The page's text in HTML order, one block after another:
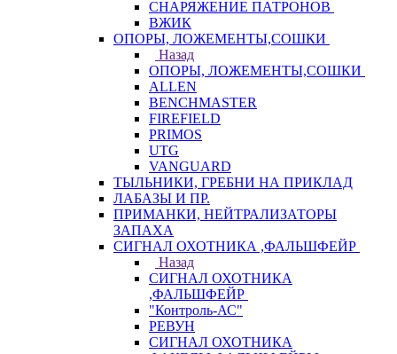
СНАРЯЖЕНИЕ ПАТРОНОВ
ВЖИК
ОПОРЫ, ЛОЖЕМЕНТЫ,СОШКИ
Назад
ОПОРЫ, ЛОЖЕМЕНТЫ,СОШКИ
ALLEN
BENCHMASTER
FIREFIELD
PRIMOS
UTG
VANGUARD
ТЫЛЬНИКИ, ГРЕБНИ НА ПРИКЛАД
ЛАБАЗЫ И ПР.
ПРИМАНКИ, НЕЙТРАЛИЗАТОРЫ
ЗАПАХА
СИГНАЛ ОХОТНИКА ,ФАЛЬШФЕЙР
Назад
СИГНАЛ ОХОТНИКА
,ФАЛЬШФЕЙР
"Контроль-АС"
РЕВУН
СИГНАЛ ОХОТНИКА